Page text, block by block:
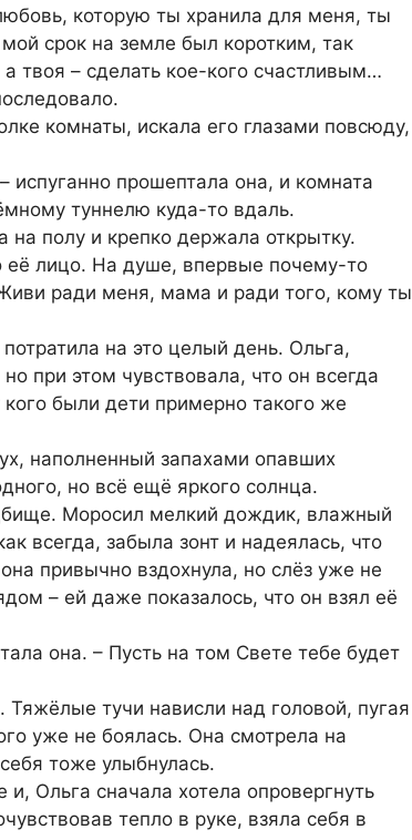
которую ты хранила для меня, ты
срок на земле был коротким, так
твоя – сделать кое-кого счастливым…
комнаты, искала его глазами повсюду,
прошептала она, и комната
туннелю куда-то вдаль.
на полу и крепко держала открытку.
лицо. На душе, впервые почему-то
ради меня, мама и ради того, кому ты
на это целый день. Ольга,
при этом чувствовала, что он всегда
были дети примерно такого же
наполненный запахами опавших
но всё ещё яркого солнца.
Моросил мелкий дождик, влажный
всегда, забыла зонт и надеялась, что
привычно вздохнула, но слёз уже не
– ей даже показалось, что он взял её
она. – Пусть на том Свете тебе будет
тучи нависли над головой, пугая
уже не боялась. Она смотрела на
тоже улыбнулась.
Ольга сначала хотела опровергнуть
тепло в руке, взяла себя в